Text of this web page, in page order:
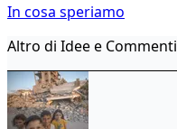
In cosa speriamo
Altro di Idee e Commenti